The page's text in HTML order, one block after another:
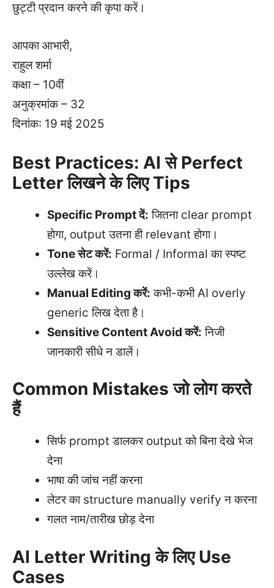
छुट्टी प्रदान करने की कृपा करें।
आपका आभारी,
राहुल शर्मा
कक्षा – 10वीं
अनुक्रमांक – 32
दिनांक: 19 मई 2025
Best Practices: AI से Perfect
Letter लिखने के लिए Tips
Specific Prompt दें: जितना clear prompt
होगा, output उतना ही relevant होगा।
Tone सेट करें: Formal / Informal का स्पष्ट
उल्लेख करें।
Manual Editing करें: कभी-कभी AI overly
generic लिख देता है।
Sensitive Content Avoid करें: निजी
जानकारी सीधे न डालें।
Common Mistakes जो लोग करते
हैं
सिर्फ prompt डालकर output को बिना देखे भेज
देना
भाषा की जांच नहीं करना
लेटर का structure manually verify न करना
गलत नाम/तारीख छोड़ देना
AI Letter Writing के लिए Use
Cases